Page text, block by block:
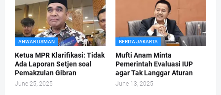
ANWAR USMAN
Ketua MPR Klarifikasi: Tidak
Ada Laporan Setjen soal
Pemakzulan Gibran
June 25, 2025
BERITA JAKARTA
Mufti Anam Minta
Pemerintah Evaluasi IUP
agar Tak Langgar Aturan
June 13, 2025